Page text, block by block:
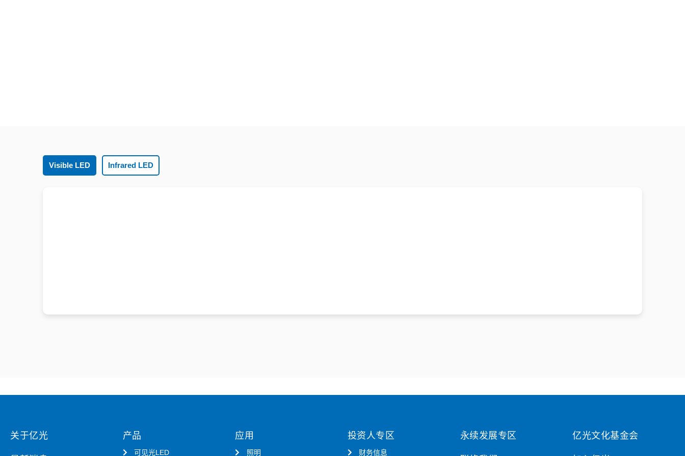
Visible LED Infrared LED
关于亿光 产品
可见光LED
应用
照明
投资人专区
财务信息
永续发展专区 亿光文化基金会